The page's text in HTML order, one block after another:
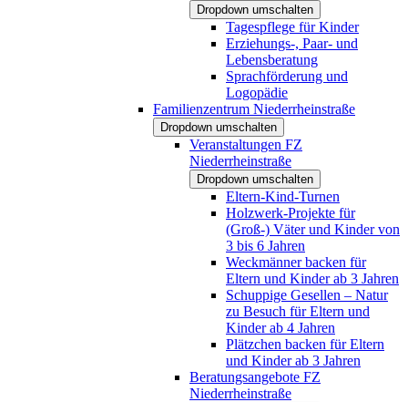
Dropdown umschalten
Tagespflege für Kinder
Erziehungs-, Paar- und
Lebensberatung
Sprachförderung und
Logopädie
Familienzentrum Niederrheinstraße
Dropdown umschalten
Veranstaltungen FZ
Niederrheinstraße
Dropdown umschalten
Eltern-Kind-Turnen
Holzwerk-Projekte für
(Groß-) Väter und Kinder von
3 bis 6 Jahren
Weckmänner backen für
Eltern und Kinder ab 3 Jahren
Schuppige Gesellen – Natur
zu Besuch für Eltern und
Kinder ab 4 Jahren
Plätzchen backen für Eltern
und Kinder ab 3 Jahren
Beratungsangebote FZ
Niederrheinstraße